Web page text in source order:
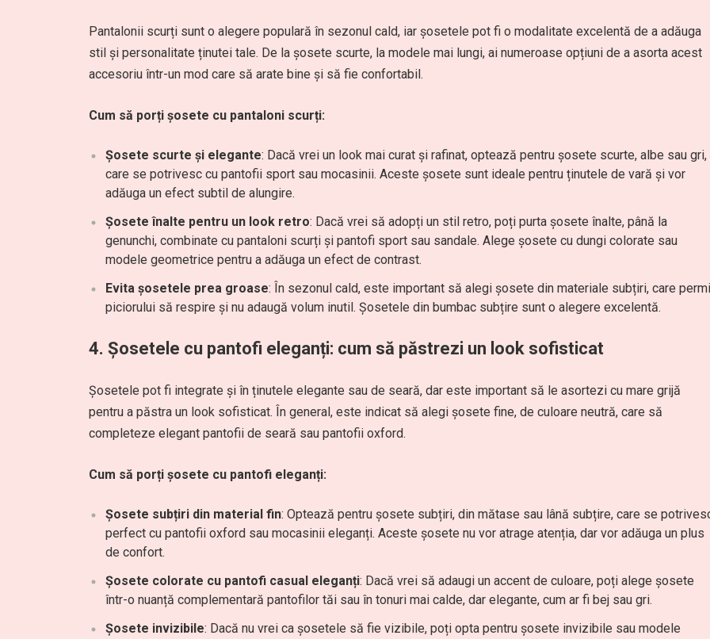
Pantalonii scurți sunt o alegere populară în sezonul cald, iar șosetele pot fi o modalitate excelentă de a adăuga
stil și personalitate ținutei tale. De la șosete scurte, la modele mai lungi, ai numeroase opțiuni de a asorta acest
accesoriu într-un mod care să arate bine și să fie confortabil.
Cum să porți șosete cu pantaloni scurți:
Șosete scurte și elegante: Dacă vrei un look mai curat și rafinat, optează pentru șosete scurte, albe sau gri,
care se potrivesc cu pantofii sport sau mocasinii. Aceste șosete sunt ideale pentru ținutele de vară și vor
adăuga un efect subtil de alungire.
Șosete înalte pentru un look retro: Dacă vrei să adopți un stil retro, poți purta șosete înalte, până la
genunchi, combinate cu pantaloni scurți și pantofi sport sau sandale. Alege șosete cu dungi colorate sau
modele geometrice pentru a adăuga un efect de contrast.
Evita șosetele prea groase: În sezonul cald, este important să alegi șosete din materiale subțiri, care
piciorului să respire și nu adaugă volum inutil. Șosetele din bumbac subțire sunt o alegere excelentă.
4. Șosetele cu pantofi eleganți: cum să păstrezi un look sofisticat
Șosetele pot fi integrate și în ținutele elegante sau de seară, dar este important să le asortezi cu mare grijă
pentru a păstra un look sofisticat. În general, este indicat să alegi șosete fine, de culoare neutră, care să
completeze elegant pantofii de seară sau pantofii oxford.
Cum să porți șosete cu pantofi eleganți:
Șosete subțiri din material fin: Optează pentru șosete subțiri, din mătase sau lână subțire, care se
perfect cu pantofii oxford sau mocasinii eleganți. Aceste șosete nu vor atrage atenția, dar vor adăuga un plus
de confort.
Șosete colorate cu pantofi casual eleganți: Dacă vrei să adaugi un accent de culoare, poți alege șosete
într-o nuanță complementară pantofilor tăi sau în tonuri mai calde, dar elegante, cum ar fi bej sau gri.
Șosete invizibile: Dacă nu vrei ca șosetele să fie vizibile, poți opta pentru șosete invizibile sau modele